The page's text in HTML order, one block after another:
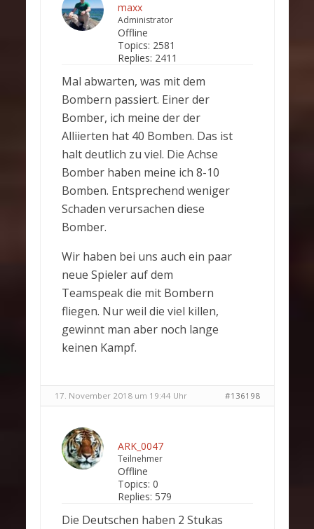
maxx
Administrator
Offline
Topics: 2581
Replies: 2411
Mal abwarten, was mit dem
Bombern passiert. Einer der
Bomber, ich meine der der
Alliierten hat 40 Bomben. Das ist
halt deutlich zu viel. Die Achse
Bomber haben meine ich 8-10
Bomben. Entsprechend weniger
Schaden verursachen diese
Bomber.
Wir haben bei uns auch ein paar
neue Spieler auf dem
Teamspeak die mit Bombern
fliegen. Nur weil die viel killen,
gewinnt man aber noch lange
keinen Kampf.
17. November 2018 um 19:44 Uhr #136198
ARK_0047
Teilnehmer
Offline
Topics: 0
Replies: 579
Die Deutschen haben 2 Stukas